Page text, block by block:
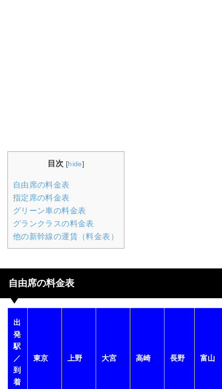
目次 [hide]
自由席の料金表
指定席の料金表
グリーン車の料金表
グランクラスの料金表
他の新幹線の運賃（料金表）
自由席の料金表
出
発
駅
／
到
着
東京 上野 大宮 高崎 長野 富山